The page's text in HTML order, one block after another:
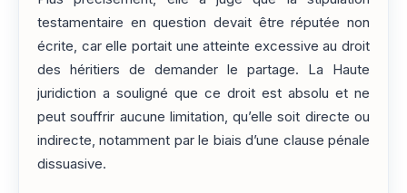
testamentaire en question devait être réputée non
écrite, car elle portait une atteinte excessive au droit
des héritiers de demander le partage. La Haute
juridiction a souligné que ce droit est absolu et ne
peut souffrir aucune limitation, qu’elle soit directe ou
indirecte, notamment par le biais d’une clause pénale
dissuasive.